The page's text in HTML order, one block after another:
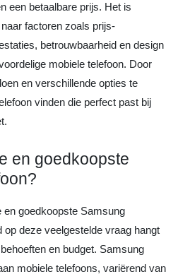
een betaalbare prijs. Het is
factoren zoals prijs-
betrouwbaarheid en design
mobiele telefoon. Door
en verschillende opties te
vinden die perfect past bij
en goedkoopste
goedkoopste Samsung
op deze veelgestelde vraag hangt
en budget. Samsung
mobiele telefoons, variërend van